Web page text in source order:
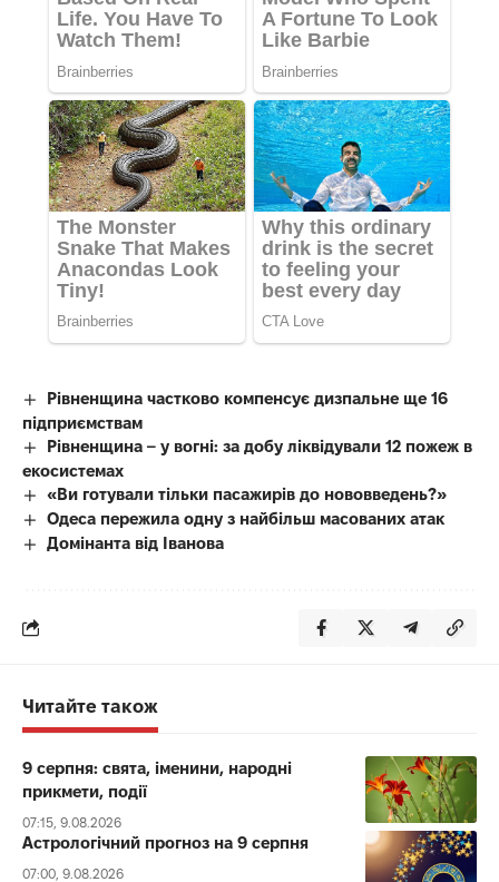
Рівненщина частково компенсує дизпальне ще 16
підприємствам
Рівненщина – у вогні: за добу ліквідували 12 пожеж в
екосистемах
«Ви готували тільки пасажирів до нововведень?»
Одеса пережила одну з найбільш масованих атак
Домінанта від Іванова
Читайте також
9 серпня: свята, іменини, народні
прикмети, події
07:15, 9.08.2026
Астрологічний прогноз на 9 серпня
07:00, 9.08.2026